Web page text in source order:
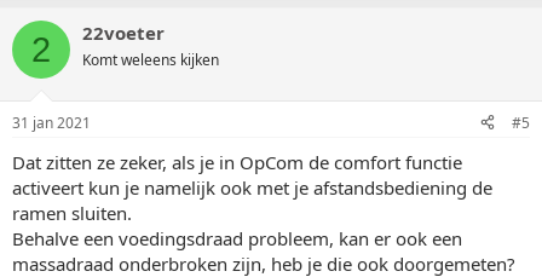
2 22voeter
Komt weleens kijken
31 jan 2021 #5
Dat zitten ze zeker, als je in OpCom de comfort functie
activeert kun je namelijk ook met je afstandsbediening de
ramen sluiten.
Behalve een voedingsdraad probleem, kan er ook een
massadraad onderbroken zijn, heb je die ook doorgemeten?